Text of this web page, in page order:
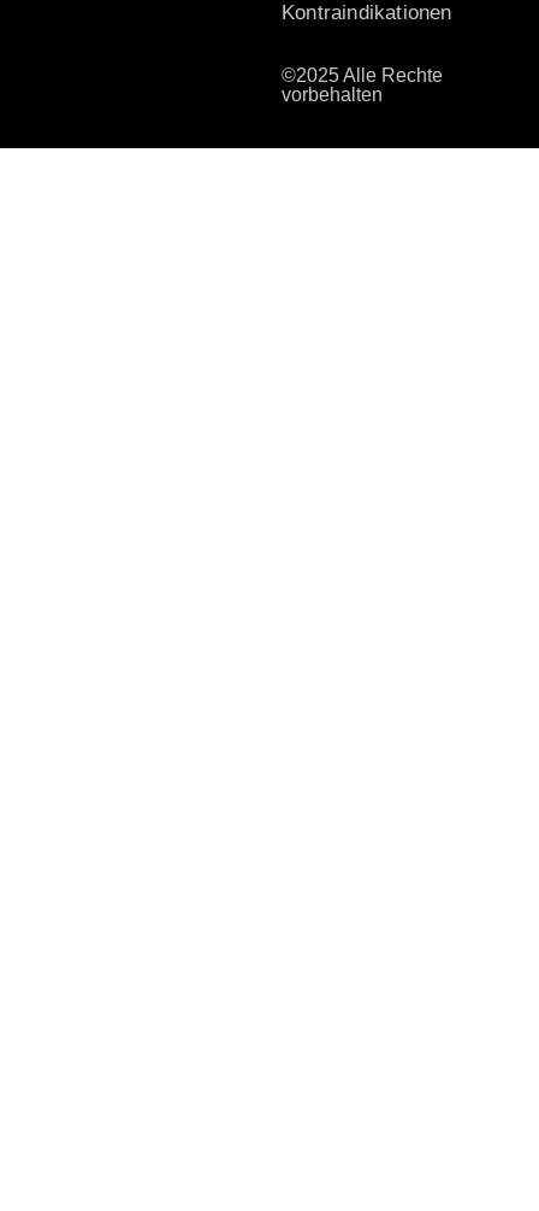
Kontraindikationen
©2025 Alle Rechte
vorbehalten